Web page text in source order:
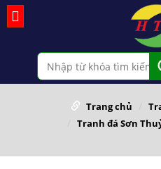
Trang chủ
Tranh đá Sơn